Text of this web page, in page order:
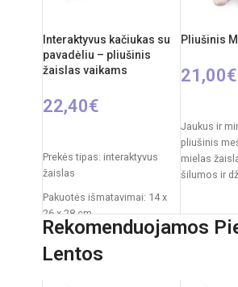
Interaktyvus kačiukas su
pavadėliu – pliušinis
žaislas vaikams
22,40€
Prekės tipas: interaktyvus
žaislas
Pakuotės išmatavimai: 14 x
26 x 28 cm
Žaislo išmatavimai: 27 × 12 ×
27 cm
Pliušinis
21,00€
Jaukus ir
pliušinis
mielas
šilumos ir
Rekomenduojamos
Lentos